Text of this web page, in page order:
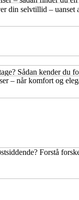
din selvtillid – uanset
Sådan kender du
– når komfort og
Forstå